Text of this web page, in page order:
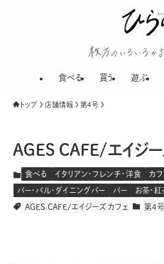
食べる 買う 遊ぶ
トップ 店舗情報 第４号
AGES CAFE/エイジー
食べる イタリアン・フレンチ・洋食 カ
バー・バル・ダイニングバー バー お茶・紅
AGES CAFE/エイジーズ カフェ 第４号